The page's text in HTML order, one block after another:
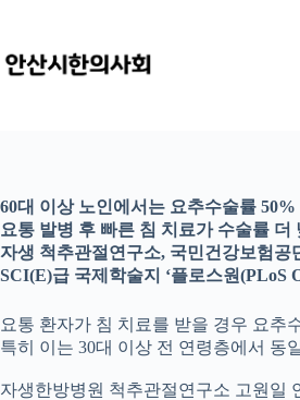
으
로
60대 이상 노인에서는 요추수술률
요통 발병 후 빠른 침 치료가 수술률 더
자생 척추관절연구소, 국민건강보험공
SCI(E)급 국제학술지 ‘플로스원(PLoS
요통 환자가 침 치료를 받을 경우 요추
특히 이는 30대 이상 전 연령층에서 동
자생한방병원 척추관절연구소 고원일